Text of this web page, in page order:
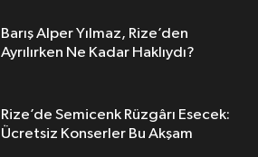
Barış Alper Yılmaz, Rize’den
Ayrılırken Ne Kadar Haklıydı?
Rize’de Semicenk Rüzgârı Esecek:
Ücretsiz Konserler Bu Akşam